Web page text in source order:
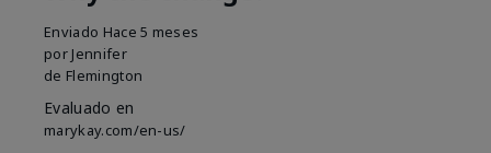
Enviado Hace 5 meses
por Jennifer
de Flemington
Evaluado en
marykay.com/en-us/